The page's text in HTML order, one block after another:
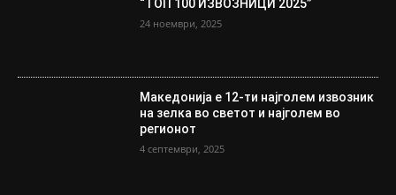
“ТОП 100 ИЗВОЗНИЦИ 2025”
24 ноември, 2025
Македонија е 12-ти најголем извозник
на зелка во светот и најголем во
регионот
4 септември, 2025